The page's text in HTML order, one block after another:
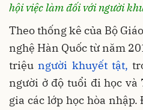
hội việc làm đối với người
Theo thống kê của Bộ
nghệ Hàn Quốc từ năm
triệungười khuyết tật,
người ở độ tuổi đi học và
gia các lớp học hòa